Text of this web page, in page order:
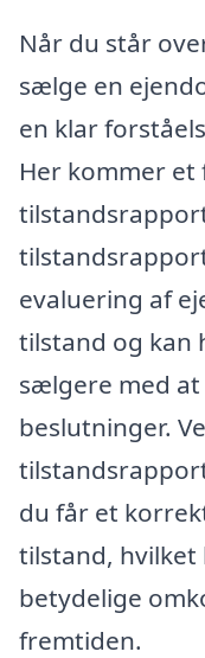
Når du står
sælge en
en klar
Her kommer et
evaluering af
tilstand og kan
sælgere med
beslutninger.
du får et
tilstand, hvilket
betydelige
fremtiden.